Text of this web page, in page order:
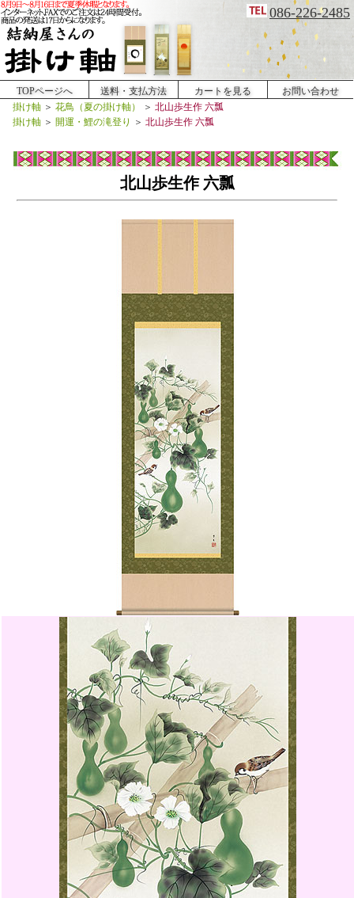
086-226-2485
TOPページへ 送料・支払方法 カートを見る
お問い合わせ
掛け軸 ＞ 花鳥（夏の掛け軸） ＞ 北山歩生作 六瓢
掛け軸 ＞ 開運・鯉の滝登り ＞ 北山歩生作 六瓢
北山歩生作 六瓢